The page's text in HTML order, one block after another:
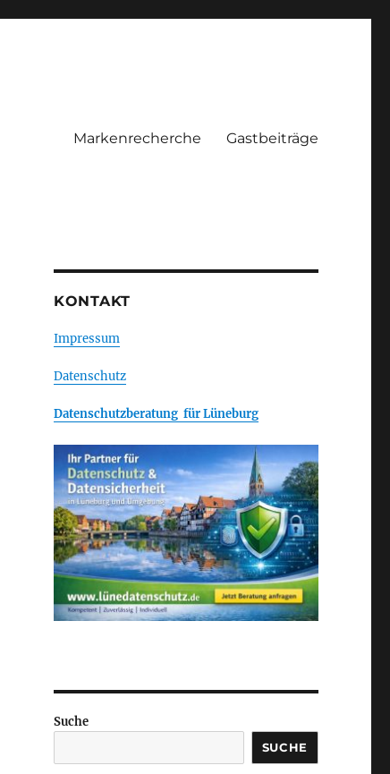
Markenrecherche Gastbeiträge
KONTAKT
Impressum
Datenschutz
Datenschutzberatung für Lüneburg
Suche
SUCHE